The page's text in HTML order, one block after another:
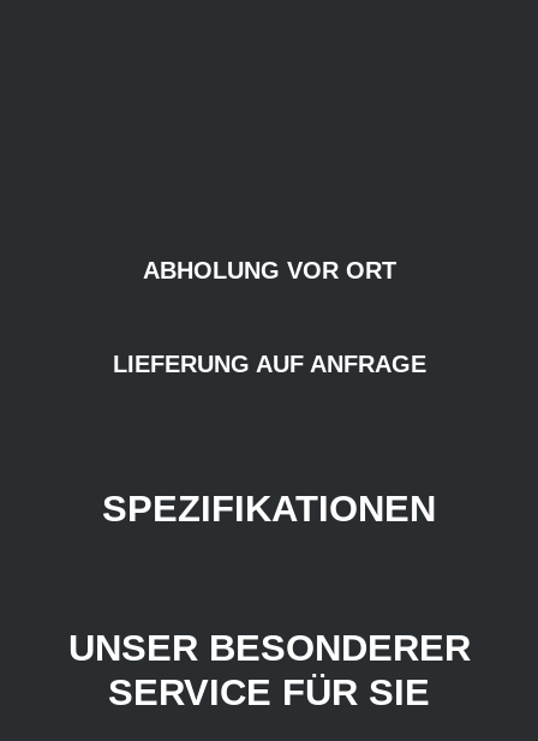
ABHOLUNG VOR ORT
LIEFERUNG AUF ANFRAGE
SPEZIFIKATIONEN
UNSER BESONDERER
SERVICE FÜR SIE